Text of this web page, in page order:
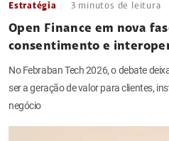
Estratégia 3 minutos de leitura
Open Finance em nova
consentimento e
No Febraban Tech 2026, o debate
ser a geração de valor para clientes,
negócio